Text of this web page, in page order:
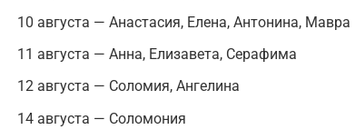
10 августа — Анастасия, Елена, Антонина, Мавра
11 августа — Анна, Елизавета, Серафима
12 августа — Соломия, Ангелина
14 августа — Соломония